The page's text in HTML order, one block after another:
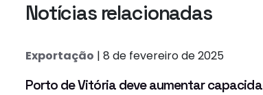
Notícias relacionadas
Exportação | 8 de fevereiro de 2025
Porto de Vitória deve aumentar